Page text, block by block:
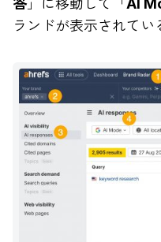
ランドが表示されてい